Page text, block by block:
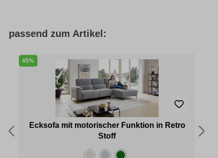
passend zum Artikel:
45%
Ecksofa mit motorischer Funktion in Retro
Stoff